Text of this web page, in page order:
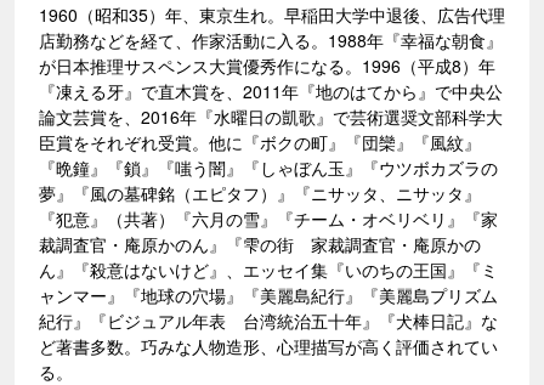
1960（昭和35）年、東京生れ。早稲田大学中退後、広告代理
店勤務などを経て、作家活動に入る。1988年『幸福な朝食』
が日本推理サスペンス大賞優秀作になる。1996（平成8）年
『凍える牙』で直木賞を、2011年『地のはてから』で中央公
論文芸賞を、2016年『水曜日の凱歌』で芸術選奨文部科学大
臣賞をそれぞれ受賞。他に『ボクの町』『団欒』『風紋』
『晩鐘』『鎖』『嗤う闇』『しゃぼん玉』『ウツボカズラの
夢』『風の墓碑銘（エピタフ）』『ニサッタ、ニサッタ』
『犯意』（共著）『六月の雪』『チーム・オベリベリ』『家
裁調査官・庵原かのん』『雫の街 家裁調査官・庵原かの
ん』『殺意はないけど』、エッセイ集『いのちの王国』『ミ
ャンマー』『地球の穴場』『美麗島紀行』『美麗島プリズム
紀行』『ビジュアル年表 台湾統治五十年』『犬棒日記』な
ど著書多数。巧みな人物造形、心理描写が高く評価されてい
る。